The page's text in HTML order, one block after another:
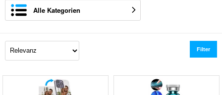
Alle Kategorien
Filter